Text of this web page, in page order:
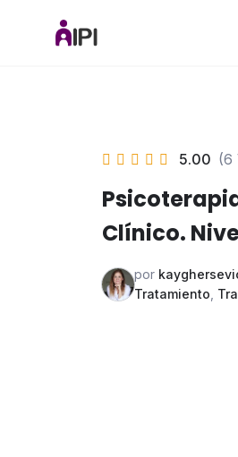
5.00 (6
Clínico.
por
Tratamiento